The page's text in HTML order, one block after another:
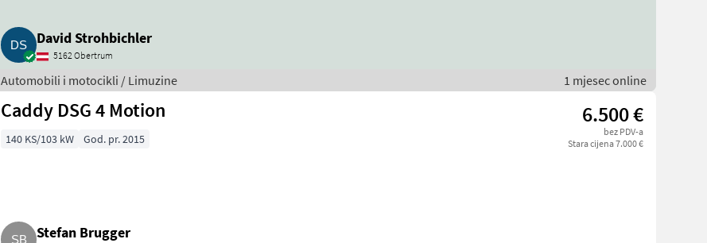
David Strohbichler
5162 Obertrum
Automobili i motocikli / Limuzine 1 mjesec online
Caddy DSG 4 Motion 6.500 €
bez PDV-a
Stara cijena 7.000 €
140 KS/103 kW God. pr. 2015
Stefan Brugger